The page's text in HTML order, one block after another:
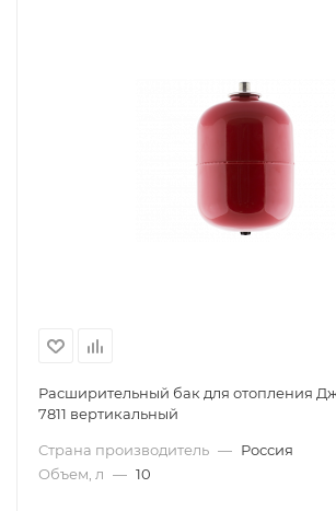
Расширительный бак для отопления
7811 вертикальный
Страна производитель — Россия
Объем, л — 10